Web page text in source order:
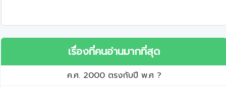
เรื่องที่คนอ่านมากที่สุด
ค.ศ. 2000 ตรงกับปี พ.ศ ?